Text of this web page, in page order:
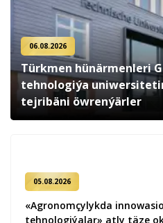
06.08.2026
Türkmen hünärmenleri
tehnologiýa
tejribäni öwrenýärler
05.08.2026
«Agronomçylykda
tehnologiýalar» atly täze